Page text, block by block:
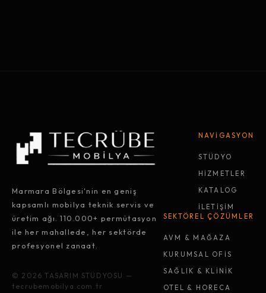
Marmara Bölgesi'nin en geniş
kapsamlı mobilya teknik servis ve
üretim ağı. 110.000+ permütasyon
ile her mahallede, her sektörde
profesyonel zanaat.
© 2026 TASARIM STÜDYOSU —
tecrubemobilya.com.tr
NAVİGASYON
STÜDYO
HİZMETLER
KATALOG
İLETİŞİM
SEKTÖREL ÇÖZÜMLER
AVM & MAĞAZA
KURUMSAL OFİS
SAĞLIK & KLİNİK
OTEL & HORECA